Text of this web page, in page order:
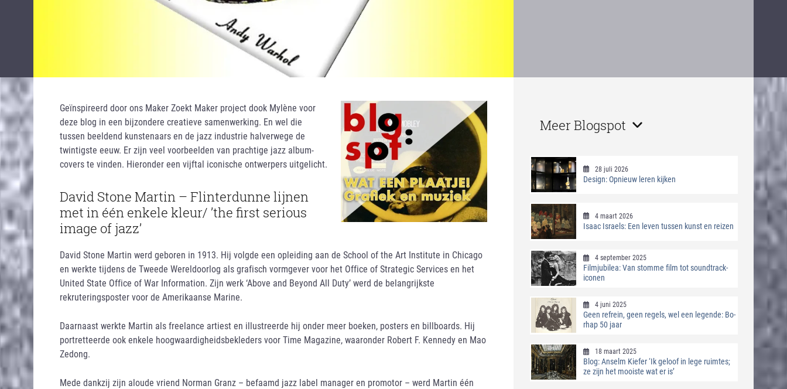
Geïnspireerd door ons Maker Zoekt Maker project dook Mylène voor
deze blog in een bijzondere creatieve samenwerking. En wel die
tussen beeldend kunstenaars en de jazz industrie halverwege de
twintigste eeuw. Er zijn veel voorbeelden van prachtige jazz album-
covers te vinden. Hieronder een vijftal iconische ontwerpers uitgelicht.
David Stone Martin – Flinterdunne lijnen
met in één enkele kleur/ ’the first serious
image of jazz’
David Stone Martin werd geboren in 1913. Hij volgde een opleiding aan de School of the Art Institute in Chicago
en werkte tijdens de Tweede Wereldoorlog als grafisch vormgever voor het Office of Strategic Services en het
United State Office of War Information. Zijn werk ‘Above and Beyond All Duty’ werd de belangrijkste
rekruteringsposter voor de Amerikaanse Marine.
Daarnaast werkte Martin als freelance artiest en illustreerde hij onder meer boeken, posters en billboards. Hij
portretteerde ook enkele hoogwaardigheidsbekleders voor Time Magazine, waaronder Robert F. Kennedy en Mao
Zedong.
Mede dankzij zijn aloude vriend Norman Granz – befaamd jazz label manager en promotor – werd Martin één
Meer Blogspot
28 juli 2026
Design: Opnieuw leren kijken
4 maart 2026
Isaac Israels: Een leven tussen kunst en reizen
4 september 2025
Filmjubilea: Van stomme film tot soundtrack-
iconen
4 juni 2025
Geen refrein, geen regels, wel een legende: Bo-
rhap 50 jaar
18 maart 2025
Blog: Anselm Kiefer ‘Ik geloof in lege ruimtes;
ze zijn het mooiste wat er is’